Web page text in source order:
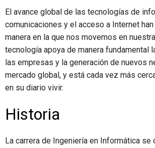
El avance global de las tecnologías de
comunicaciones y el acceso a Internet
manera en la que nos movemos en
tecnología apoya de manera fundamental
las empresas y la generación de nuevos
mercado global, y está cada vez más
en su diario vivir.
Historia
La carrera de Ingeniería en Informática se